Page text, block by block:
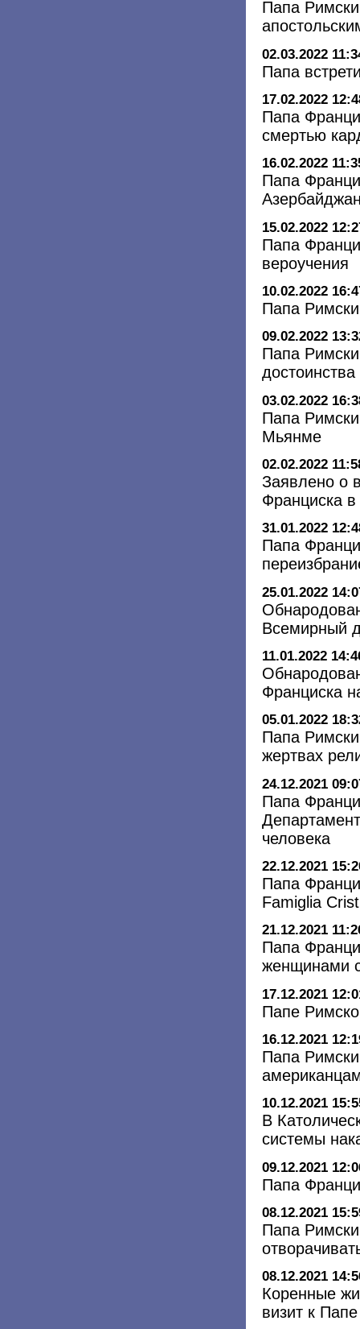
Папа
02.03.2022
Папа
17.02.2022
Папа
смертью
16.02.2022
Папа
15.02.2022
Папа
вероучения
10.02.2022
Папа
09.02.2022
Папа
03.02.2022
Папа
Мьянме
02.02.2022
Заявлено о
Франциска
31.01.2022
Папа
25.01.2022
Всемирный
11.01.2022
Франциска
05.01.2022
Папа
жертвах
24.12.2021
Папа
человека
22.12.2021
Папа
Famiglia
21.12.2021
Папа
женщинами
17.12.2021
Папе
16.12.2021
Папа
10.12.2021
В
системы
09.12.2021
Папа
08.12.2021
Папа
08.12.2021
Коренные
визит к